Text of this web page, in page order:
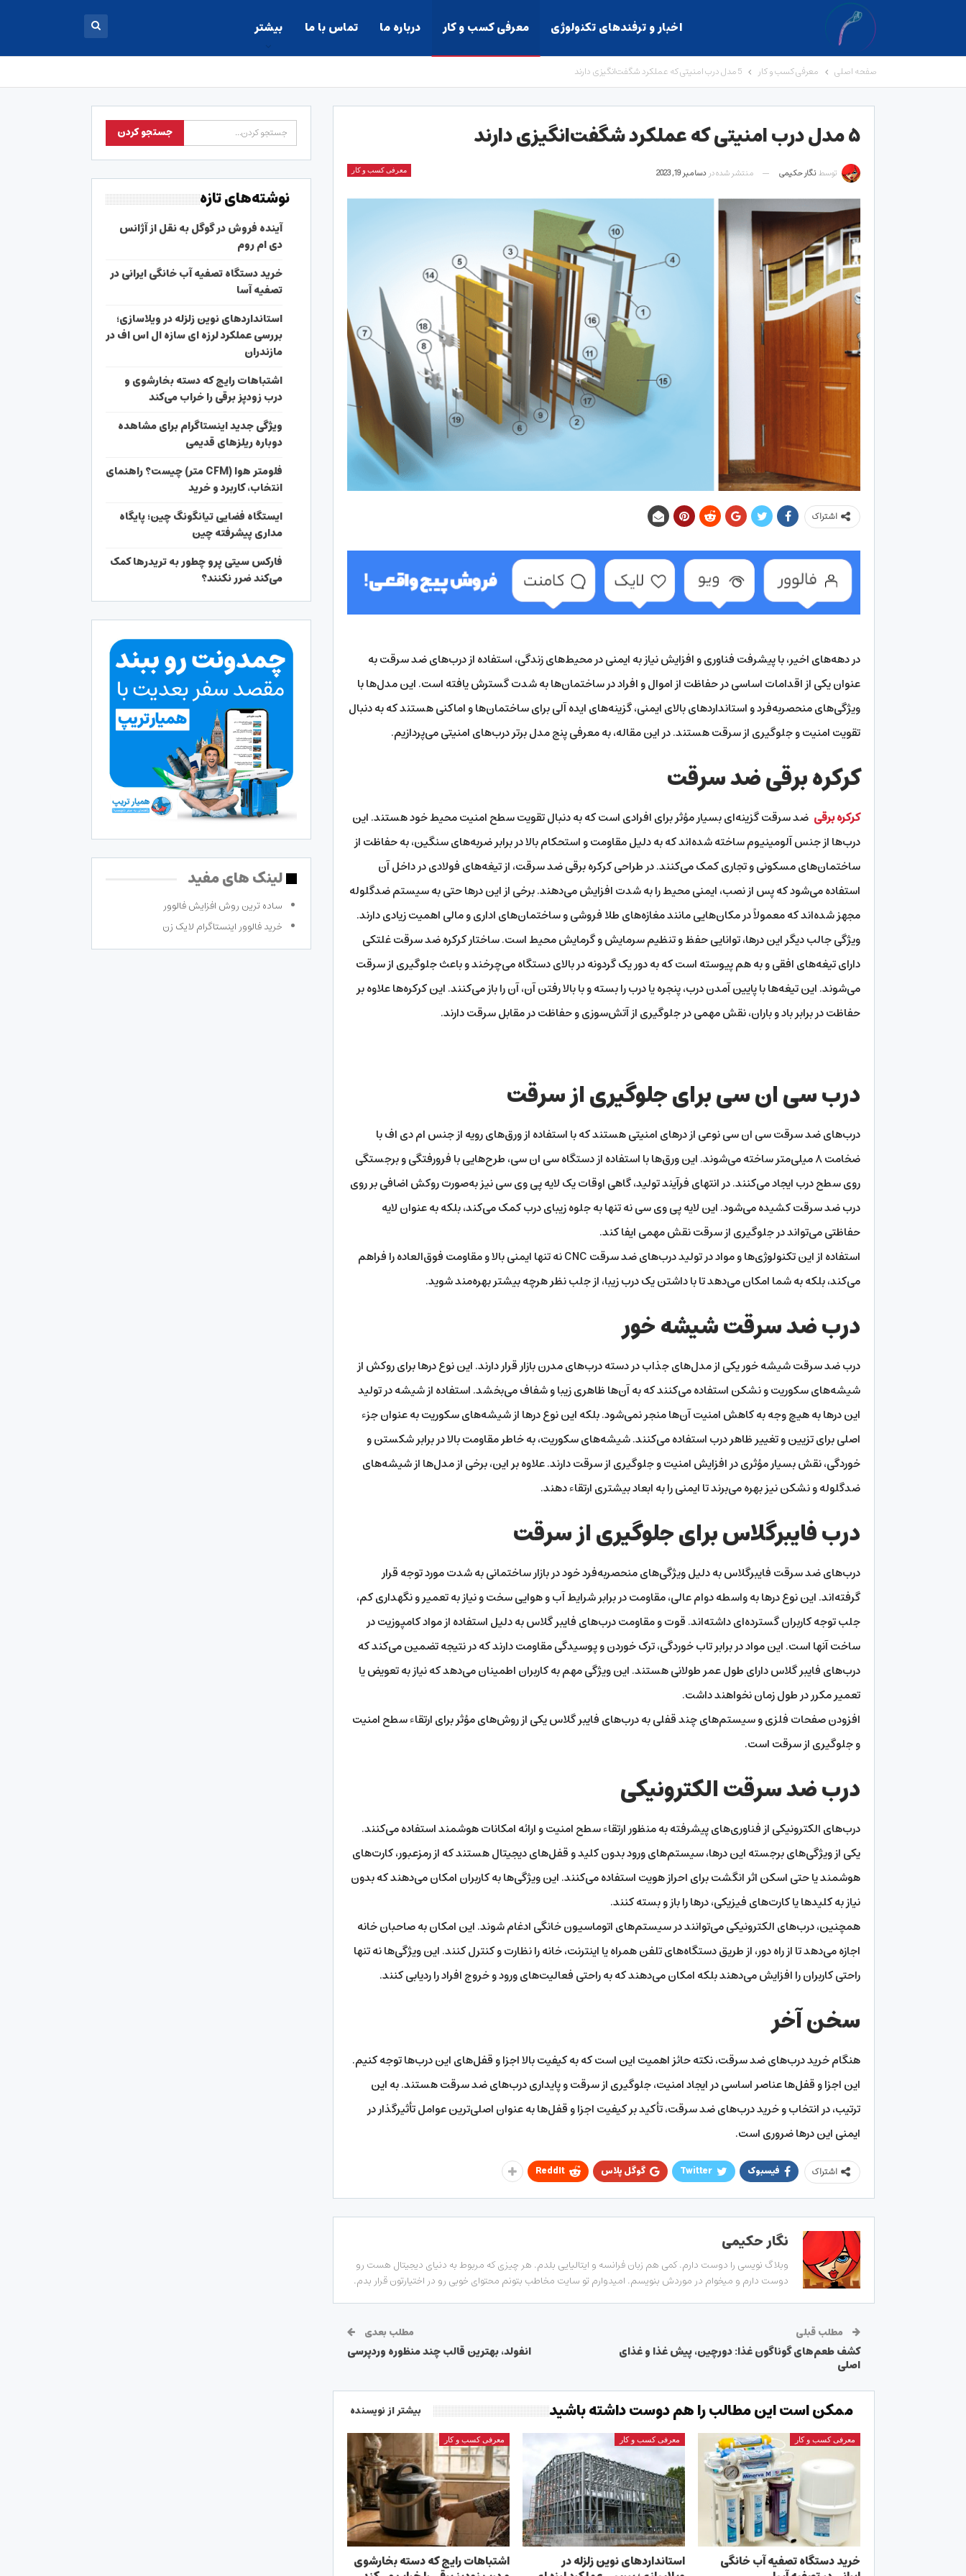
اخبار و ترفندهای تکنولوژی معرفی کسب و کار درباره ما تماس با ما بیشتر
صفحه اصلی معرفی کسب و کار 5 مدل درب امنیتی که عملکرد شگفت‌انگیزی دارند
۵ مدل درب امنیتی که عملکرد شگفت‌انگیزی دارند
معرفی کسب و کار توسط نگار حکیمی منتشر شده در دسامبر 19, 2023
اشتراک
در دهه‌های اخیر، با پیشرفت فناوری و افزایش نیاز به ایمنی در محیط‌های زندگی، استفاده از درب‌های ضد سرقت به
عنوان یکی از اقدامات اساسی در حفاظت از اموال و افراد در ساختمان‌ها به شدت گسترش یافته است. این مدل‌ها با
ویژگی‌های منحصربه‌فرد و استانداردهای بالای ایمنی، گزینه‌های ایده آلی برای ساختمان‌ها و اماکنی هستند که به دنبال
تقویت امنیت و جلوگیری از سرقت هستند. در این مقاله، به معرفی پنج مدل برتر درب‌های امنیتی می‌پردازیم.
کرکره برقی ضد سرقت
کرکره برقی ضد سرقت گزینه‌ای بسیار مؤثر برای افرادی است که به دنبال تقویت سطح امنیت محیط خود هستند. این
درب‌ها از جنس آلومینیوم ساخته شده‌اند که به دلیل مقاومت و استحکام بالا در برابر ضربه‌های سنگین، به حفاظت از
ساختمان‌های مسکونی و تجاری کمک می‌کنند. در طراحی کرکره برقی ضد سرقت، از تیغه‌های فولادی در داخل آن
استفاده می‌شود که پس از نصب، ایمنی محیط را به شدت افزایش می‌دهند. برخی از این درها حتی به سیستم ضدگلوله
مجهز شده‌اند که معمولاً در مکان‌هایی مانند مغازه‌های طلا فروشی و ساختمان‌های اداری و مالی اهمیت زیادی دارند.
ویژگی جالب دیگر این درها، توانایی حفظ و تنظیم سرمایش و گرمایش محیط است. ساختار کرکره ضد سرقت غلتکی
دارای تیغه‌های افقی و به هم پیوسته است که به دور یک گردونه در بالای دستگاه می‌چرخند و باعث جلوگیری از سرقت
می‌شوند. این تیغه‌ها با پایین آمدن درب، پنجره یا درب را بسته و با بالا رفتن آن، آن را باز می‌کنند. این کرکره‌ها علاوه بر
حفاظت در برابر باد و باران، نقش مهمی در جلوگیری از آتش‌سوزی و حفاظت در مقابل سرقت دارند.
درب سی ان سی برای جلوگیری از سرقت
درب‌های ضد سرقت سی ان سی نوعی از درهای امنیتی هستند که با استفاده از ورق‌های رویه از جنس ام دی اف با
ضخامت ۸ میلی‌متر ساخته می‌شوند. این ورق‌ها با استفاده از دستگاه سی ان سی، طرح‌هایی با فرورفتگی و برجستگی
روی سطح درب ایجاد می‌کنند. در انتهای فرآیند تولید، گاهی اوقات یک لایه پی وی سی نیز به‌صورت روکش اضافی بر روی
درب ضد سرقت کشیده می‌شود. این لایه پی وی سی نه تنها به جلوه زیبای درب کمک می‌کند، بلکه به عنوان لایه
حفاظتی می‌تواند در جلوگیری از سرقت نقش مهمی ایفا کند.
استفاده از این تکنولوژی‌ها و مواد در تولید درب‌های ضد سرقت CNC نه تنها ایمنی بالا و مقاومت فوق‌العاده را فراهم
می‌کند، بلکه به شما امکان می‌دهد تا با داشتن یک درب زیبا، از جلب نظر هرچه بیشتر بهره‌مند شوید.
درب ضد سرقت شیشه خور
درب ضد سرقت شیشه خور یکی از مدل‌های جذاب در دسته درب‌های مدرن بازار قرار دارند. این نوع درها برای روکش از
شیشه‌های سکوریت و نشکن استفاده می‌کنند که به آن‌ها ظاهری زیبا و شفاف می‌بخشد. استفاده از شیشه در تولید
این درها به هیچ وجه به کاهش امنیت آن‌ها منجر نمی‌شود. بلکه این نوع درها از شیشه‌های سکوریت به عنوان جزء
اصلی برای تزیین و تغییر ظاهر درب استفاده می‌کنند. شیشه‌های سکوریت، به خاطر مقاومت بالا در برابر شکستن و
خوردگی، نقش بسیار مؤثری در افزایش امنیت و جلوگیری از سرقت دارند. علاوه بر این، برخی از مدل‌ها از شیشه‌های
ضدگلوله و نشکن نیز بهره می‌برند تا ایمنی را به ابعاد بیشتری ارتقاء دهند.
درب فایبرگلاس برای جلوگیری از سرقت
درب‌های ضد سرقت فایبرگلاس به دلیل ویژگی‌های منحصربه‌فرد خود در بازار ساختمانی به شدت مورد توجه قرار
گرفته‌اند. این نوع درها به واسطه دوام عالی، مقاومت در برابر شرایط آب و هوایی سخت و نیاز به تعمیر و نگهداری کم،
جلب توجه کاربران گسترده‌ای داشته‌اند. قوت و مقاومت درب‌های فایبر گلاس به دلیل استفاده از مواد کامپوزیت در
ساخت آنها است. این مواد در برابر تاب خوردگی، ترک خوردن و پوسیدگی مقاومت دارند که در نتیجه تضمین می‌کند که
درب‌های فایبر گلاس دارای طول عمر طولانی هستند. این ویژگی مهم به کاربران اطمینان می‌دهد که نیاز به تعویض یا
تعمیر مکرر در طول زمان نخواهند داشت.
افزودن صفحات فلزی و سیستم‌های چند قفلی به درب‌های فایبر گلاس یکی از روش‌های مؤثر برای ارتقاء سطح امنیت
و جلوگیری از سرقت است.
درب ضد سرقت الکترونیکی
درب‌های الکترونیکی از فناوری‌های پیشرفته به منظور ارتقاء سطح امنیت و ارائه امکانات هوشمند استفاده می‌کنند.
یکی از ویژگی‌های برجسته این درها، سیستم‌های ورود بدون کلید و قفل‌های دیجیتال هستند که از رمزعبور، کارت‌های
هوشمند یا حتی اسکن اثر انگشت برای احراز هویت استفاده می‌کنند. این ویژگی‌ها به کاربران امکان می‌دهند که بدون
نیاز به کلیدها یا کارت‌های فیزیکی، درها را باز و بسته کنند.
همچنین، درب‌های الکترونیکی می‌توانند در سیستم‌های اتوماسیون خانگی ادغام شوند. این امکان به صاحبان خانه
اجازه می‌دهد تا از راه دور، از طریق دستگاه‌های تلفن همراه یا اینترنت، خانه را نظارت و کنترل کنند. این ویژگی‌ها نه تنها
راحتی کاربران را افزایش می‌دهند بلکه امکان می‌دهند که به راحتی فعالیت‌های ورود و خروج افراد را ردیابی کنند.
سخن آخر
هنگام خرید درب‌های ضد سرقت، نکته حائز اهمیت این است که به کیفیت بالا اجزا و قفل‌های این درب‌ها توجه کنیم.
این اجزا و قفل‌ها عناصر اساسی در ایجاد امنیت، جلوگیری از سرقت و پایداری درب‌های ضد سرقت هستند. به این
ترتیب، در انتخاب و خرید درب‌های ضد سرقت، تأکید بر کیفیت اجزا و قفل‌ها به عنوان اصلی‌ترین عوامل تأثیرگذار در
ایمنی این درها ضروری است.
اشتراک فیسبوک Twitter گوگل پلاس ReddIt
نگار حکیمی
وبلاگ نویسی را دوست دارم. کمی هم زبان فرانسه و ایتالیایی بلدم. هر چیزی که مربوط به دنیای دیجیتال هست رو
دوست دارم و میخوام در موردش بنویسم. امیدوارم تو سایت مخاطب بتونم محتوای خوبی رو در اختیارتون قرار بدم.
مطلب قبلی
کشف طعم‌های گوناگون غذا: دورچین، پیش غذا و غذای
اصلی
مطلب بعدی
انفولد، بهترین قالب چند منظوره وردپرسی
ممکن است این مطالب را هم دوست داشته باشید بیشتر از نویسنده
معرفی کسب و کار
خرید دستگاه تصفیه آب خانگی
معرفی کسب و کار
استانداردهای نوین زلزله در
معرفی کسب و کار
اشتباهات رایج که دسته بخارشوی
نوشته‌های تازه
آینده فروش در گوگل به نقل از آژانس
دی ام روم
خرید دستگاه تصفیه آب خانگی ایرانی در
تصفیه آسا
استانداردهای نوین زلزله در ویلاسازی؛
بررسی عملکرد لرزه ای سازه ال اس اف در
مازندران
اشتباهات رایج که دسته بخارشوی و
درب زودپز برقی را خراب می‌کند
ویژگی جدید اینستاگرام برای مشاهده
دوباره ریلزهای قدیمی
فلومتر هوا (CFM متر) چیست؟ راهنمای
انتخاب، کاربرد و خرید
ایستگاه فضایی تیانگونگ چین؛ پایگاه
مداری پیشرفته چین
فارکس سیتی پرو چطور به تریدرها کمک
می‌کند ضرر نکنند؟
لینک های مفید
ساده ترین روش افزایش فالوور
خرید فالوور اینستاگرام لایک زن